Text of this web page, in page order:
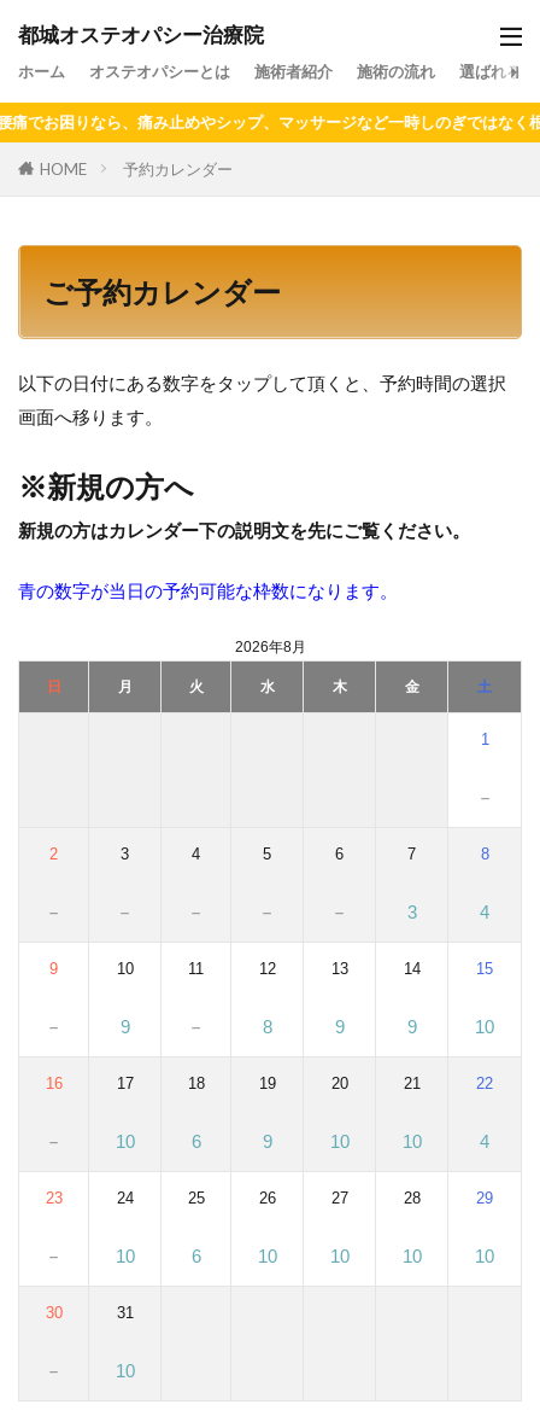
都城オステオパシー治療院
ホーム オステオパシーとは 施術者紹介 施術の流れ 選ばれる
お困りなら、痛み止めやシップ、マッサージなど一時しのぎではなく根本
HOME 予約カレンダー
ご予約カレンダー
以下の日付にある数字をタップして頂くと、予約時間の選択
画面へ移ります。
※新規の方へ
新規の方はカレンダー下の説明文を先にご覧ください。
青の数字が当日の予約可能な枠数になります。
2026年8月
日 月 火 水 木 金 土
1
－
2
－
3
－
4
－
5
－
6
－
7
3
8
4
9
－
10
9
11
－
12
8
13
9
14
9
15
10
16
－
17
10
18
6
19
9
20
10
21
10
22
4
23
－
24
10
25
6
26
10
27
10
28
10
29
10
30
－
31
10